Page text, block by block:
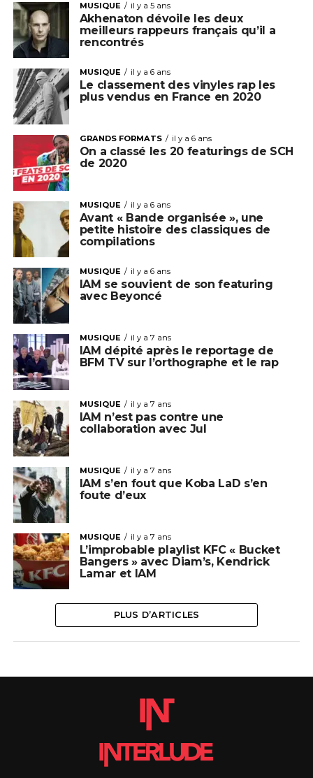
MUSIQUE il y a 5 ans
Akhenaton dévoile les deux
meilleurs rappeurs français qu’il a
rencontrés
MUSIQUE il y a 6 ans
Le classement des vinyles rap les
plus vendus en France en 2020
GRANDS FORMATS il y a 6 ans
On a classé les 20 featurings de SCH
de 2020
MUSIQUE il y a 6 ans
Avant « Bande organisée », une
petite histoire des classiques de
compilations
MUSIQUE il y a 6 ans
IAM se souvient de son featuring
avec Beyoncé
MUSIQUE il y a 7 ans
IAM dépité après le reportage de
BFM TV sur l’orthographe et le rap
MUSIQUE il y a 7 ans
IAM n’est pas contre une
collaboration avec Jul
MUSIQUE il y a 7 ans
IAM s’en fout que Koba LaD s’en
foute d’eux
MUSIQUE il y a 7 ans
L’improbable playlist KFC « Bucket
Bangers » avec Diam’s, Kendrick
Lamar et IAM
PLUS D’ARTICLES